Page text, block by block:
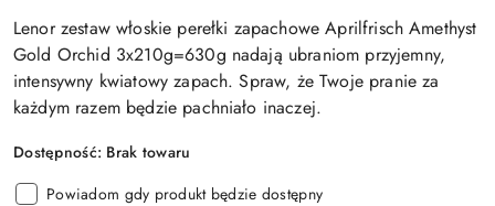
Lenor zestaw włoskie perełki zapachowe Aprilfrisch Amethyst
Gold Orchid 3x210g=630g nadają ubraniom przyjemny,
intensywny kwiatowy zapach. Spraw, że Twoje pranie za
każdym razem będzie pachniało inaczej.
Dostępność: Brak towaru
Powiadom gdy produkt będzie dostępny